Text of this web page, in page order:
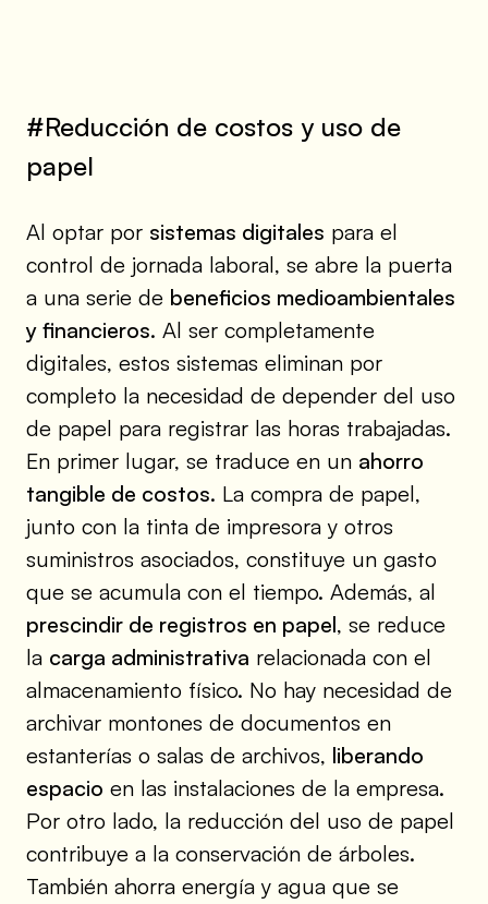
#Reducción de costos y uso de
papel
Al optar por sistemas digitales para el
control de jornada laboral, se abre la puerta
a una serie de beneficios medioambientales
y financieros. Al ser completamente
digitales, estos sistemas eliminan por
completo la necesidad de depender del uso
de papel para registrar las horas trabajadas.
En primer lugar, se traduce en un ahorro
tangible de costos. La compra de papel,
junto con la tinta de impresora y otros
suministros asociados, constituye un gasto
que se acumula con el tiempo. Además, al
prescindir de registros en papel, se reduce
la carga administrativa relacionada con el
almacenamiento físico. No hay necesidad de
archivar montones de documentos en
estanterías o salas de archivos, liberando
espacio en las instalaciones de la empresa.
Por otro lado, la reducción del uso de papel
contribuye a la conservación de árboles.
También ahorra energía y agua que se